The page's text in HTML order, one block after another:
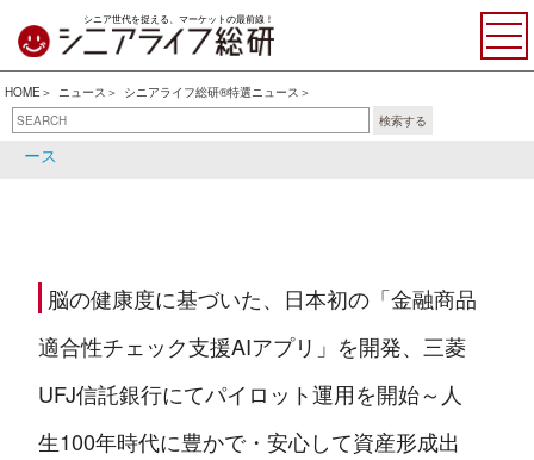
シニア世代を捉える、マーケットの最前線！
HOME ニュース
シニアライフ総研®特選ニュース
検索する
シニアライフ総研®特選ニュ
ース
シニア関連ニュース
脳の健康度に基づいた、日本初の「金融商品
適合性チェック支援AIアプリ」を開発、三菱
UFJ信託銀行にてパイロット運用を開始～人
生100年時代に豊かで・安心して資産形成出